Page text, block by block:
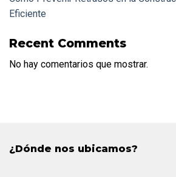
Eficiente
Recent Comments
No hay comentarios que mostrar.
¿Dónde nos ubicamos?